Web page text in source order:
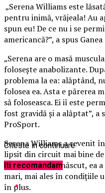
„Serena Williams este
pentru inimă, vrăjeala! Au
spun eu! De ce nu i se
americancă?”, a spus Ganea
„Serena are o masă
foloseşte anabolizante.
problema la ea: alăptând,
folosea ea. Asta e părerea
să foloseasca. Ei iî este
fost gravidă şi a alăptat”, a
ProSport.
Serena Williams a revenit
lipsit din circuit mai bine de
rapid după ce a născut, ea
mari, mai ales în condiţiile
în plus.
Citeste in continuare
Iti recomandam